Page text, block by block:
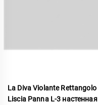
La Diva Violante Rettangolo
Liscia Panna L-3 настенная